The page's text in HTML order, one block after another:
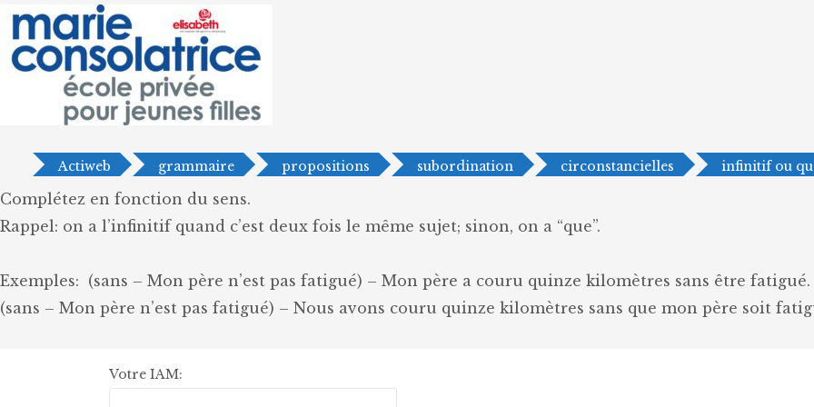
Actiweb grammaire propositions subordination circonstancielles infinitif ou
Complétez en fonction du sens.
Rappel: on a l’infinitif quand c’est deux fois le même sujet; sinon, on a “que”.
Exemples: (sans – Mon père n’est pas fatigué) – Mon père a couru quinze kilomètres sans être fatigué.
(sans – Mon père n’est pas fatigué) – Nous avons couru quinze kilomètres sans que mon père soit
Votre IAM: